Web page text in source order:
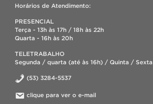
Horários de Atendimento:
PRESENCIAL
Terça - 13h às 17h / 18h às 22h
Quarta - 16h às 20h
TELETRABALHO
Segunda / quarta (até às 16h) / Quinta / Sexta
(53) 3284-5537
clique para ver o e-mail